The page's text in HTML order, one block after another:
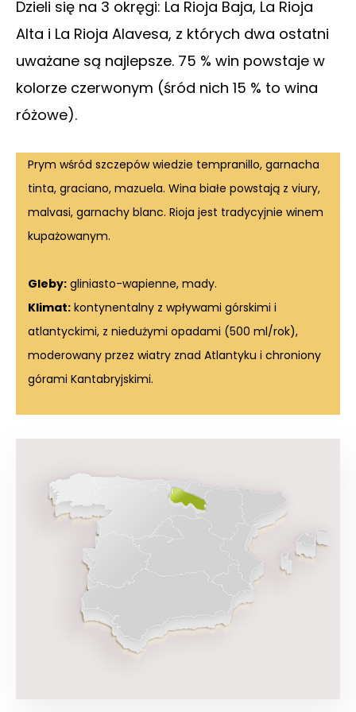
Dzieli się na 3 okręgi: La Rioja Baja, La Rioja
Alta i La Rioja Alavesa, z których dwa ostatni
uważane są najlepsze. 75 % win powstaje w
kolorze czerwonym (śród nich 15 % to wina
różowe).
Prym wśród szczepów wiedzie tempranillo, garnacha
tinta, graciano, mazuela. Wina białe powstają z viury,
malvasi, garnachy blanc. Rioja jest tradycyjnie winem
kupażowanym.
Gleby: gliniasto-wapienne, mady.
Klimat: kontynentalny z wpływami górskimi i
atlantyckimi, z niedużymi opadami (500 ml/rok),
moderowany przez wiatry znad Atlantyku i chroniony
górami Kantabryjskimi.